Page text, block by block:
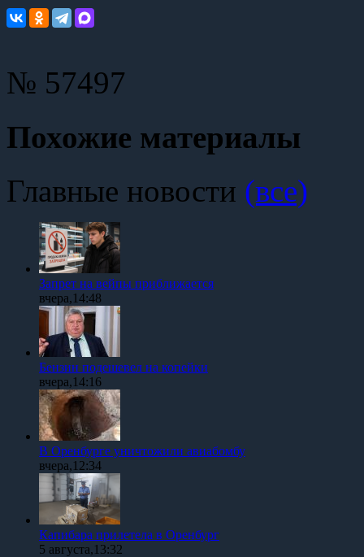
№ 57497
Похожие материалы
Главные новости (все)
Запрет на вейпы приближается
вчера,14:48
Бензин подешевел на копейки
вчера,14:16
В Оренбурге уничтожили авиабомбу
вчера,12:34
Капибара прилетела в Оренбург
5 августа,13:32